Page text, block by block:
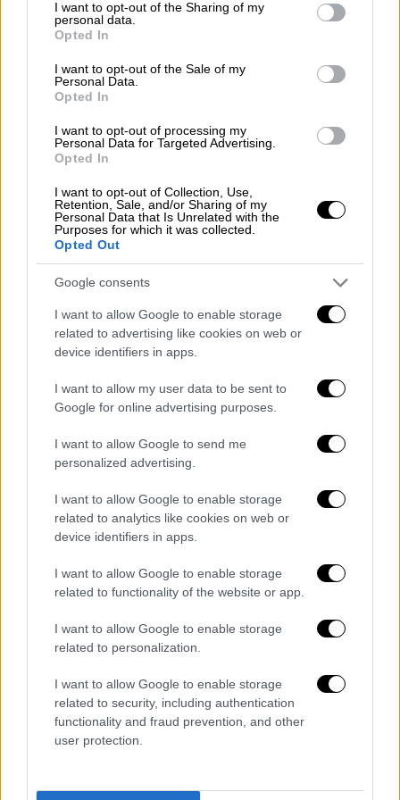
not limited to your visit or usage behaviour. You may click to
grant or deny consent to Google and its third-party tags to
use your data for below specified purposes in below Google
consent section.
I want to opt-out of the Sharing of my
personal data.
Opted In
I want to opt-out of the Sale of my
Personal Data.
Opted In
I want to opt-out of processing my
Personal Data for Targeted Advertising.
Opted In
I want to opt-out of Collection, Use,
Retention, Sale, and/or Sharing of my
Personal Data that Is Unrelated with the
Purposes for which it was collected.
Opted Out
Google consents
I want to allow Google to enable storage
related to advertising like cookies on web or
device identifiers in apps.
I want to allow my user data to be sent to
Google for online advertising purposes.
I want to allow Google to send me
personalized advertising.
I want to allow Google to enable storage
related to analytics like cookies on web or
device identifiers in apps.
I want to allow Google to enable storage
related to functionality of the website or app.
I want to allow Google to enable storage
related to personalization.
I want to allow Google to enable storage
related to security, including authentication
functionality and fraud prevention, and other
user protection.
μεταξύ και των άλλων μέτρων που ήδη
ισχύουν.
Πρωταρχικό μας ενδιαφέρον είναι τα
σχολεία να εφαρμόζουν κανόνες που
αποτελεσματικό δίχτυ προστασίας της
εκπαιδευτικής κοινότητας. Ακριβώς γι’
αυτό, αποδεχτήκαμε τις εισηγήσεις της
Επιτροπής το Σεπτέμβριο και θεσπίσαμε ένα
πρωτόκολλο με αυξημένους ελέγχους, που,
όπως αποδείχτηκε, λειτούργησε πολύ καλά.
Τα παιδιά μας ήταν περισσότερο ασφαλή στο
σχολείο, απ’ ότι εκτός αυτού. Αποτέλεσμα
ήταν ότι στο 80% των περιπτώσεων που
εντοπίστηκε ένα κρούσμα σε τμήμα, δεν
Έτσι και τώρα, αποδεχτήκαμε και πάλι τις
επικαιροποίηση του πρωτοκόλλου, ώστε να
μετάλλαξης Όμικρον. Η επικαιροποίηση
συνίσταται στην εντατικοποίηση των
ελέγχων, με ακόμη περισσότερα τεστ στα
σχολεία μας».
άνοιγμα των σχολείων
Προβλέπεται ένα επιπλέον σελφ τεστ για
την πρώτη εβδομάδα λειτουργίας σχολείων,
επομένως την εβδομάδα 10-15 Ιανουαρίου θα
διενεργηθούντρία δωρεάν σελφ τεστ αντί
φίλτρο ασφαλείας για την αποτροπή